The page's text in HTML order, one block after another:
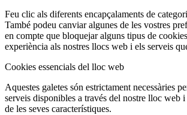
Feu clic als diferents encapçalaments de
També podeu canviar algunes de les vostres
en compte que bloquejar alguns tipus de
experiència als nostres llocs web i els serveis
Cookies essencials del lloc web
Aquestes galetes són estrictament necessàries
serveis disponibles a través del nostre lloc web
de les seves característiques.